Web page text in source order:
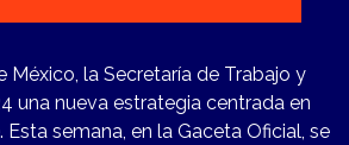
México, la Secretaría de Trabajo y
una nueva estrategia centrada en
semana, en la Gaceta Oficial, se